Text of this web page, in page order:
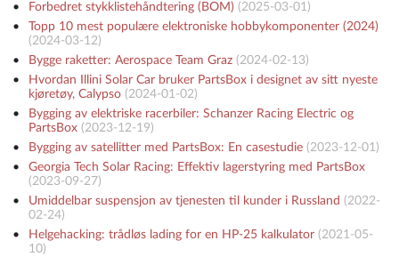
Forbedret stykklistehåndtering (BOM) (2025-03-01)
Topp 10 mest populære elektroniske hobbykomponenter (2024)
(2024-03-12)
Bygge raketter: Aerospace Team Graz(2024-02-13)
Hvordan Illini Solar Car bruker PartsBox i designet av sitt nyeste
kjøretøy, Calypso(2024-01-02)
Bygging av elektriske racerbiler: Schanzer Racing Electric og
PartsBox(2023-12-19)
Bygging av satellitter med PartsBox: En casestudie(2023-12-01)
Georgia Tech Solar Racing: Effektiv lagerstyring med PartsBox
(2023-09-27)
Umiddelbar suspensjon av tjenesten til kunder i Russland (2022-
02-24)
Helgehacking: trådløs lading for en HP-25 kalkulator(2021-05-
10)